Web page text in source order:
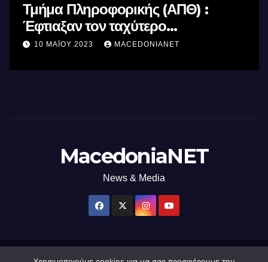
Τμήμα Πληροφορικής (ΑΠΘ) :
Έφτιαξαν τον ταχύτερο
επεξεργαστή AI στον κόσμο με τη
10 ΜΑΪ́ΟΥ 2023 MACEDONIANET
MacedoniaNET
News & Media